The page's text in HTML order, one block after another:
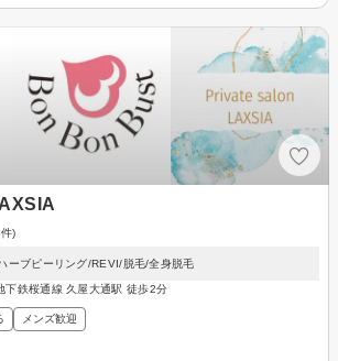
)
ーブピーリング/REVI/脱毛/全身脱毛
下鉄桜通線 久屋大通駅 徒歩2分
メンズ歓迎